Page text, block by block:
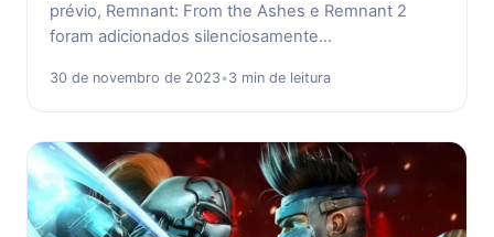
prévio, Remnant: From the Ashes e Remnant 2
foram adicionados silenciosamente…
30 de novembro de 2023•3 min de leitura